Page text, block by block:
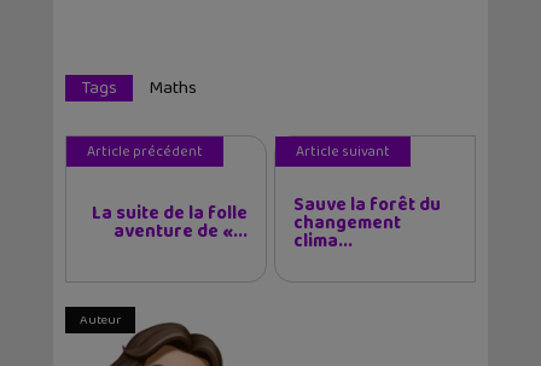
Tags Maths
Article précédent
La suite de la folle
aventure de «...
Article suivant
Sauve la forêt du
changement
clima...
Auteur